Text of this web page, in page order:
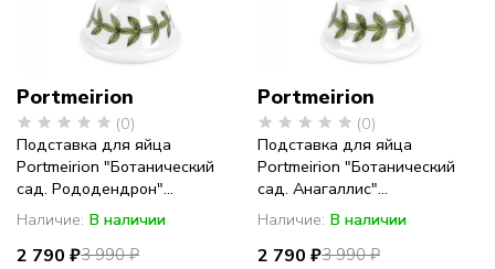
Portmeirion
(0)
Подставка для яйца
Portmeirion "Ботанический
сад. Рододендрон"...
Наличие: В наличии
3 990 ₽
2 790 ₽
Portmeirion
(0)
Подставка для яйца
Portmeirion "Ботанический
сад. Анагаллис"...
Наличие: В наличии
3 990 ₽
2 790 ₽